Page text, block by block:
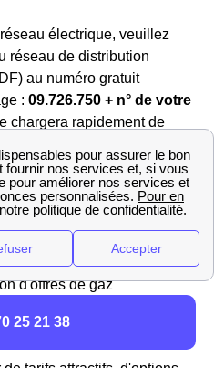
électrique, veuillez
réseau de distribution
au numéro gratuit
: 09.726.750 + n° de votre
chargera rapidement de
de gaz en 2025 à
vue d'ensemble et vous
les offres de gaz, il est
les unes aux autres.
d'offres de gaz
25 21 38